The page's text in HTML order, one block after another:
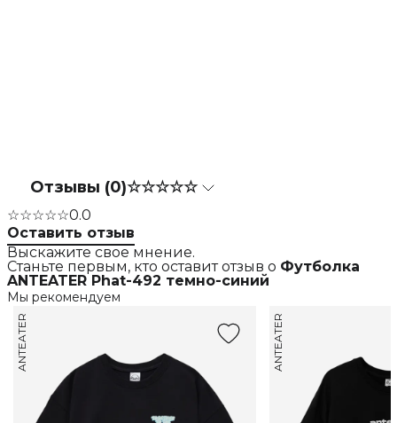
Отзывы (0)☆☆☆☆☆
☆☆☆☆☆0.0
Оставить отзыв
Выскажите свое мнение.
Станьте первым, кто оставит отзыв о Футболка
ANTEATER Phat-492 темно-синий
Мы рекомендуем
ANTEATER ANTEATER